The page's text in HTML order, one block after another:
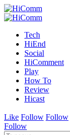
Tech
HiEnd
Social
HiComment
Play
How To
Review
Hicast
Like Follow Follow
Follow